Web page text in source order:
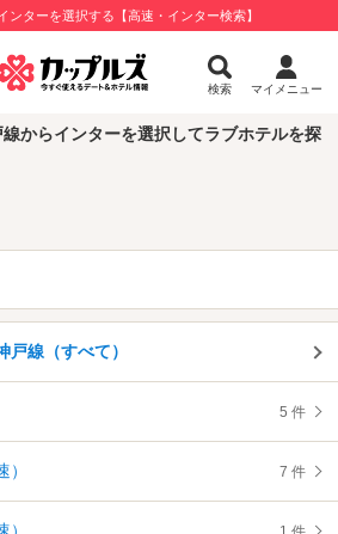
ターを選択する【高速・インター検索】
検索 マイメニュー
からインターを選択してラブホテルを探
戸線（すべて）
5 件
7 件